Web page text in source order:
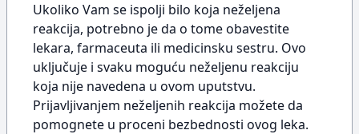
Ukoliko Vam se ispolji bilo koja neželjena
reakcija, potrebno je da o tome obavestite
lekara, farmaceuta ili medicinsku sestru. Ovo
uključuje i svaku moguću neželjenu reakciju
koja nije navedena u ovom uputstvu.
Prijavljivanjem neželjenih reakcija možete da
pomognete u proceni bezbednosti ovog leka.